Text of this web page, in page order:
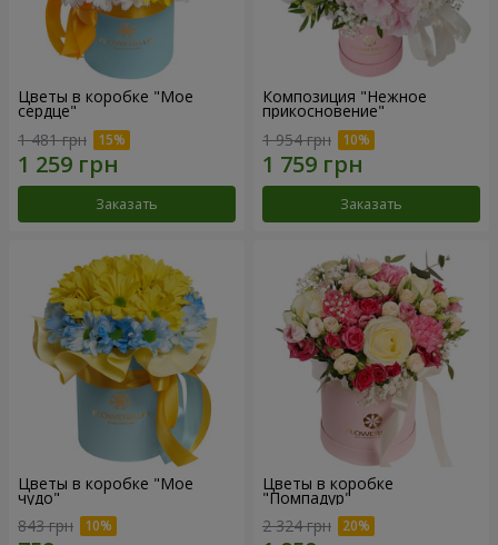
Цветы в коробке "Мое
сердце"
1 481 грн
Заказать
Композиция "Нежное
прикосновение"
1 954 грн
Заказать
Цветы в коробке "Мое
чудо"
843 грн
Цветы в коробке
"Помпадур"
2 324 грн